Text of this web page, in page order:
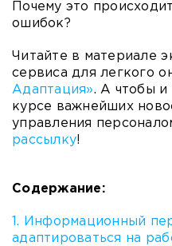
Почему это
ошибок?
Читайте в материале
сервиса для легкого
Адаптация». А чтобы и
курсе важнейших
управления
рассылку!
Содержание:
1. Информационный
адаптироваться на